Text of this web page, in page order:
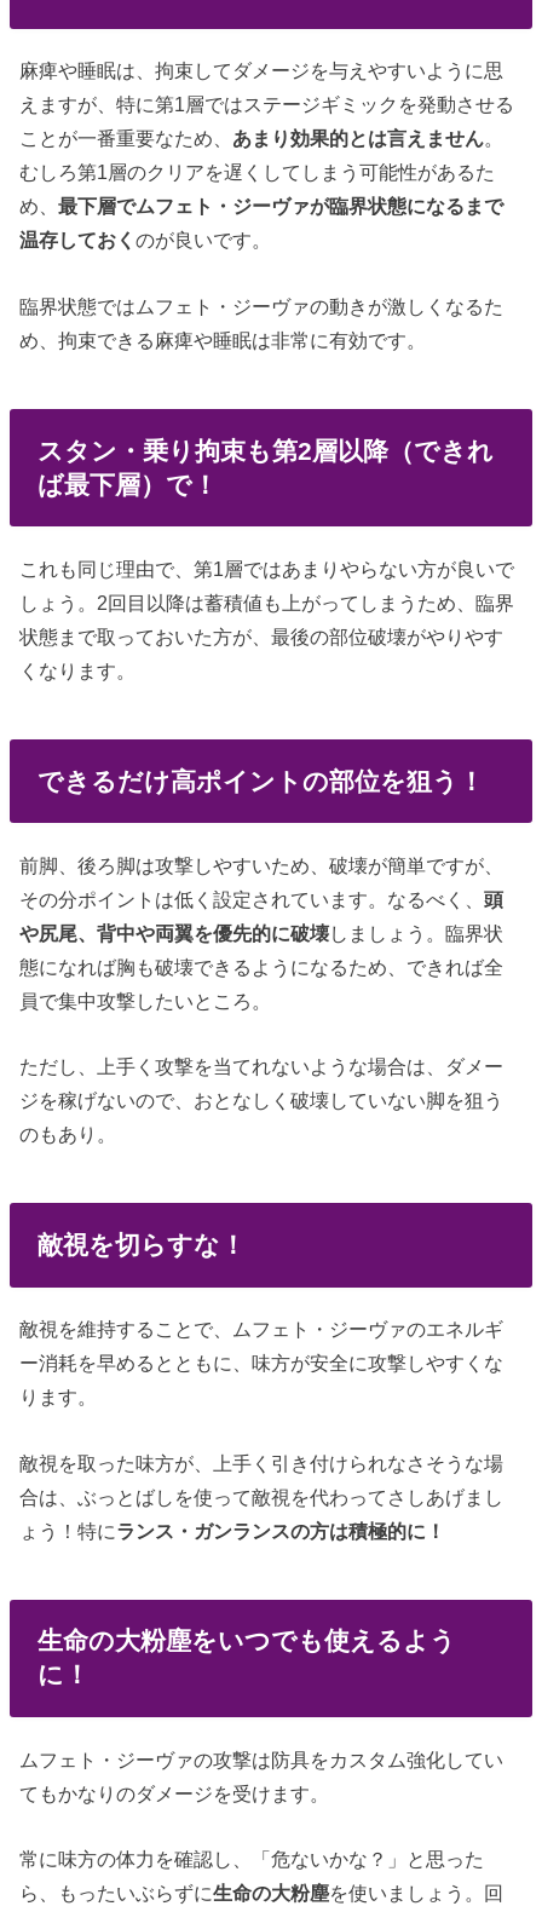
麻痺や睡眠は、拘束してダメージを与えやすいように思
えますが、特に第1層ではステージギミックを発動させる
ことが一番重要なため、 あまり効果的とは言えません。
むしろ第1層のクリアを遅くしてしまう可能性があるた
め、最下層でムフェト・ジーヴァが臨界状態になるまで
温存しておくのが良いです。
臨界状態ではムフェト・ジーヴァの動きが激しくなるた
め、拘束できる麻痺や睡眠は非常に有効です。
スタン・乗り拘束も第2層以降（できれ
ば最下層）で！
これも同じ理由で、第1層ではあまりやらない方が良いで
しょう。2回目以降は蓄積値も上がってしまうため、臨界
状態まで取っておいた方が、最後の部位破壊がやりやす
くなります。
できるだけ高ポイントの部位を狙う！
前脚、後ろ脚は攻撃しやすいため、破壊が簡単ですが、
その分ポイントは低く設定されています。なるべく、頭
や尻尾、背中や両翼を優先的に破壊しましょう。臨界状
態になれば胸も破壊できるようになるため、できれば全
員で集中攻撃したいところ。
ただし、上手く攻撃を当てれないような場合は、ダメー
ジを稼げないので、おとなしく破壊していない脚を狙う
のもあり。
敵視を切らすな！
敵視を維持することで、ムフェト・ジーヴァのエネルギ
ー消耗を早めるとともに、味方が安全に攻撃しやすくな
ります。
敵視を取った味方が、上手く引き付けられなさそうな場
合は、ぶっとばしを使って敵視を代わってさしあげまし
ょう！特にランス・ガンランスの方は積極的に！
生命の大粉塵をいつでも使えるよう
に！
ムフェト・ジーヴァの攻撃は防具をカスタム強化してい
てもかなりのダメージを受けます。
常に味方の体力を確認し、「危ないかな？」と思った
ら、もったいぶらずに生命の大粉塵を使いましょう。回